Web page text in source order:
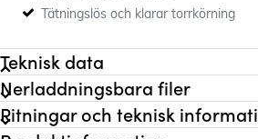
Tätningslös och klarar torrkörning
Teknisk data
Flöde max
15,4 l/min
Tryck max
4 bar
Nerladdningsbara filer
Ritningar och teknisk